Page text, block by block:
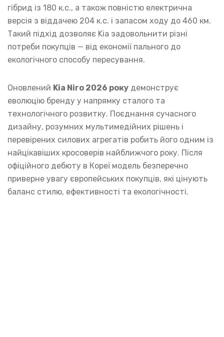
гібрид із 180 к.с., а також повністю електрична
версія з віддачею 204 к.с. і запасом ходу до 460 км.
Такий підхід дозволяє Kia задовольнити різні
потреби покупців — від економії пального до
екологічного способу пересування.
Оновлений Kia Niro 2026 року демонструє
еволюцію бренду у напрямку сталого та
технологічного розвитку. Поєднання сучасного
дизайну, розумних мультимедійних рішень і
перевірених силових агрегатів робить його одним із
найцікавіших кросоверів найближчого року. Після
офіційного дебюту в Кореї модель безперечно
приверне увагу європейських покупців, які цінують
баланс стилю, ефективності та екологічності.